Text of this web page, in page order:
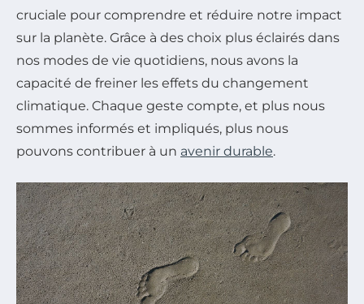
cruciale pour comprendre et réduire notre impact
sur la planète. Grâce à des choix plus éclairés dans
nos modes de vie quotidiens, nous avons la
capacité de freiner les effets du changement
climatique. Chaque geste compte, et plus nous
sommes informés et impliqués, plus nous
pouvons contribuer à un avenir durable.